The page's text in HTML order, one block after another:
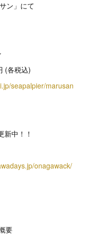
ン」にて
(各税込)
seapalpier/marusan
新中！！
onagawack/
要